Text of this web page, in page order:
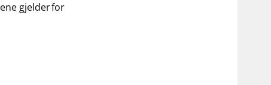
gjelder for